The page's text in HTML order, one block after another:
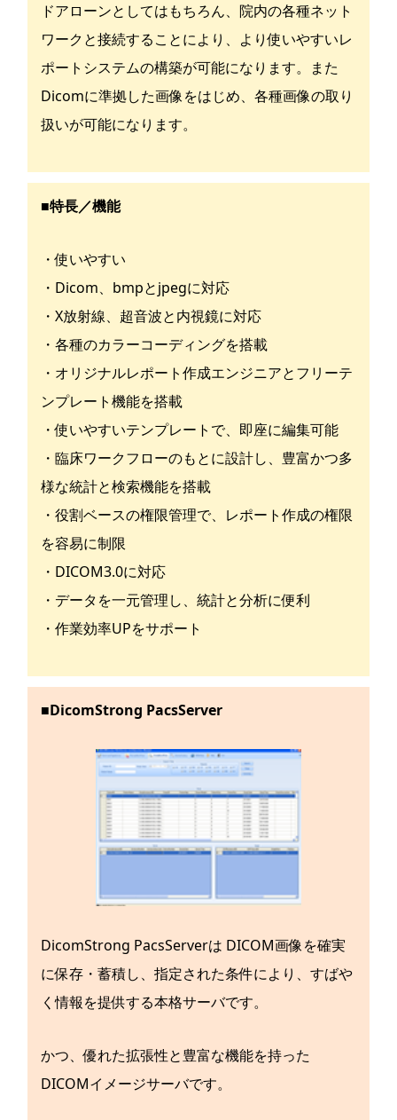
ドアローンとしてはもちろん、院内の各種ネット
ワークと接続することにより、より使いやすいレ
ポートシステムの構築が可能になります。また
Dicomに準拠した画像をはじめ、各種画像の取り
扱いが可能になります。
■特長／機能
・使いやすい
・Dicom、bmpとjpegに対応
・X放射線、超音波と内視鏡に対応
・各種のカラーコーディングを搭載
・オリジナルレポート作成エンジニアとフリーテ
ンプレート機能を搭載
・使いやすいテンプレートで、即座に編集可能
・臨床ワークフローのもとに設計し、豊富かつ多
様な統計と検索機能を搭載
・役割ベースの権限管理で、レポート作成の権限
を容易に制限
・DICOM3.0に対応
・データを一元管理し、統計と分析に便利
・作業効率UPをサポート
■DicomStrong PacsServer
DicomStrong PacsServerは DICOM画像を確実
に保存・蓄積し、指定された条件により、すばや
く情報を提供する本格サーバです。
かつ、優れた拡張性と豊富な機能を持った
DICOMイメージサーバです。